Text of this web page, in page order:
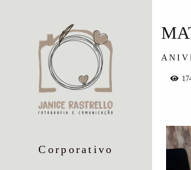
Corporativo